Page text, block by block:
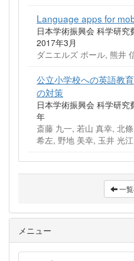
Language apps for
日本学術振興会 科学研
2017年3月
ダニエルズ ポール, 熊井
公立小学校への英語教
の対策
日本学術振興会 科学研
年
斎藤 九一, 若山 真幸, 北
希左, 野地 美幸, 玉井 光
一覧
メニュー